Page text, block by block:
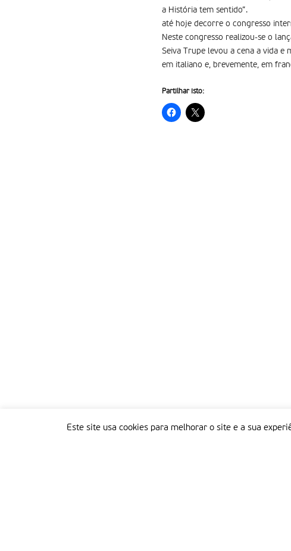
a História tem sentido”.
até hoje decorre o congresso
Neste congresso realizou-se o
Seiva Trupe levou a cena a vida e
em italiano e, brevemente, em
Partilhar isto:
Este site usa cookies para melhorar o site e a sua